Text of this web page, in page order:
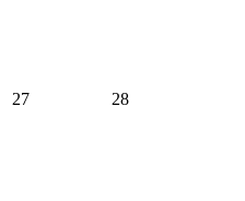
27 28